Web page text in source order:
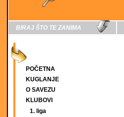
BIRAJ ŠTO TE ZANIMA
POČETNA
KUGLANJE
O SAVEZU
KLUBOVI
1. liga